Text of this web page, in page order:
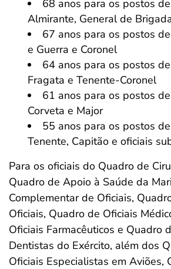
68 anos para os postos
Almirante, General de
67 anos para os postos
e Guerra e Coronel
64 anos para os postos
Fragata e Tenente-Coronel
61 anos para os postos
Corveta e Major
55 anos para os postos
Tenente, Capitão e oficiais
Para os oficiais do Quadro de
Quadro de Apoio à Saúde da
Complementar de Oficiais,
Oficiais, Quadro de Oficiais
Oficiais Farmacêuticos e Quadro
Dentistas do Exército, além dos
Oficiais Especialistas em Aviões,